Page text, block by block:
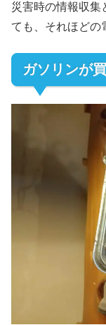
災害時の情報収集
ても、それほどの
ガソリンが